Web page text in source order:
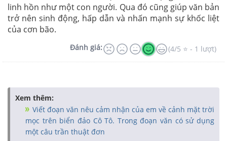
linh hồn như một con người. Qua đó cũng giúp văn bản
trở nên sinh động, hấp dẫn và nhấn mạnh sự khốc liệt
của cơn bão.
Đánh giá: (4/5 ⭐ - 1 lượt)
Xem thêm:
Viết đoạn văn nêu cảm nhận của em về cảnh mặt trời
mọc trên biển đảo Cô Tô. Trong đoạn văn có sử dụng
một câu trần thuật đơn